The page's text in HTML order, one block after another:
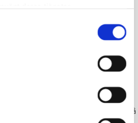
i enlighet med
som kan räknas som ”platser och
och tjänster samt besökarantal och
inte lämna in någon plan,se
8 §
. Den allmänna avfallslagens krav på